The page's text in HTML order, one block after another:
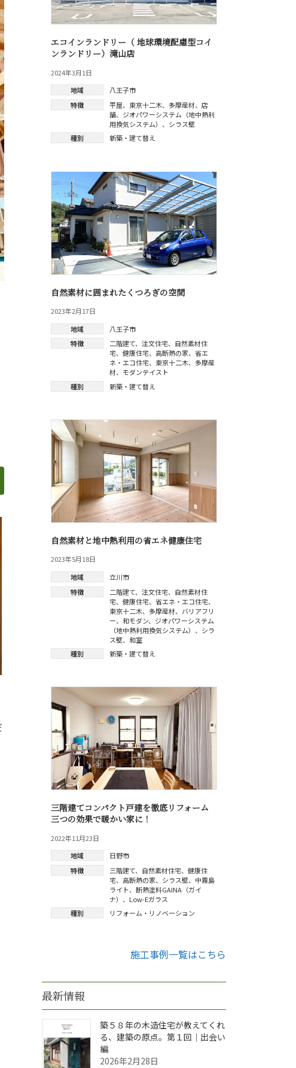
エコインランドリー（ 地球環境配慮型コイ
ンランドリー）滝山店
2024年3月1日
地域
八王子市
特徴
平屋、 東京十二木、多摩産材、店
舗、 ジオパワーシステム（地中熱利
用換気システム）、 シラス壁
種別
新築・建て替え
自然素材に囲まれたくつろぎの空間
2023年2月17日
地域
八王子市
特徴
二階建て、注文住宅、 自然素材住
宅、健康住宅、高断熱の家、省エ
ネ・エコ住宅、 東京十二木、多摩産
材、 モダンテイスト
種別
新築・建て替え
自然素材と地中熱利用の省エネ健康住宅
2023年5月18日
地域
立川市
特徴
二階建て、注文住宅、 自然素材住
宅、健康住宅、省エネ・エコ住宅、
東京十二木、多摩産材、 バリアフリ
ー、和モダン、 ジオパワーシステム
（地中熱利用換気システム）、 シラ
ス壁、和室
種別
新築・建て替え
三階建てコンパクト戸建を徹底リフォーム
三つの効果で暖かい家に！
2022年11月23日
地域
日野市
特徴
三階建て、 自然素材住宅、健康住
宅、高断熱の家、 シラス壁、 中霧島
ライト、断熱塗料GAINA（ガイ
ナ）、 Low-Eガラス
種別
リフォーム・リノベーション
施工事例一覧はこちら
最新情報
築５８年の木造住宅が教えてくれ
る、建築の原点。第１回｜出会い
編
2026年2月28日